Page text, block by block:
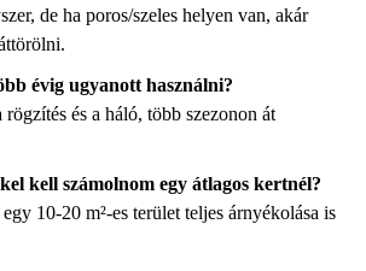
de ha poros/szeles helyen van, akár
évig ugyanott használni?
és a háló, több szezonon át
kell számolnom egy átlagos kertnél?
10-20 m²-es terület teljes árnyékolása is